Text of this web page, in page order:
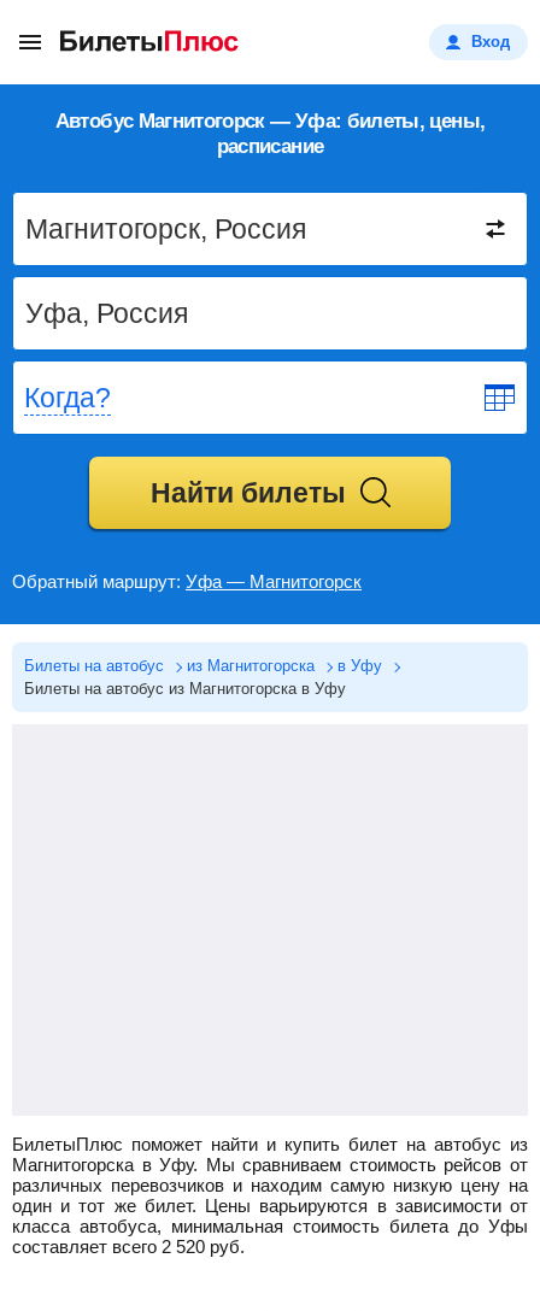
Вход
Автобус Магнитогорск — Уфа: билеты, цены,
расписание
Когда?
Найти билеты
Обратный маршрут: Уфа — Магнитогорск
Билеты на автобус из Магнитогорска
в Уфу
Билеты на автобус из Магнитогорска в Уфу
БилетыПлюс поможет найти и купить билет на автобус из
Магнитогорска в Уфу. Мы сравниваем стоимость рейсов от
различных перевозчиков и находим самую низкую цену на
один и тот же билет. Цены варьируются в зависимости от
класса автобуса, минимальная стоимость билета до Уфы
составляет всего 2 520 руб.